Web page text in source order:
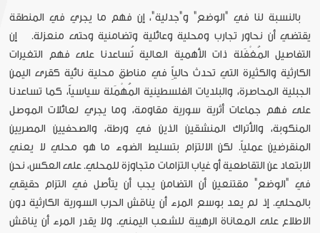
بالنسبة لنا في "الوضع" و"جدلية"، إن فهم ما يجري في المنطقة
يقتضي أن نحاور تجارب ومحلية وعائلية وتضامنية وحتى منعزلة. إن
التفاصيل المُغْفَلة ذات الأهمية العالية تُساعدنا على فهم التغيرات
الكارثية والكثيرة التي تحدث حالياًِ في مناطق محلية نائية كقرى اليمن
الجبلية المحاصرة، والبلديات الفلسطينية المُهْمَلة سياسياً، كما تساعدنا
على فهم جماعات أثرية سورية مقاومة، وما يجري لعائلات الموصل
المنكوبة، والأتراك المنشقين الذين في ورطة، والصحفيين المصريين
المنقرضين عملياً. لكن الالتزام بتسليط الضوء ما هو محلي لا يعني
الابتعاد عن التقاطعية أو غياب التزامات متجاوزة للمحلي. على العكس، نحن
في "الوضع" مقتنعين أن التضامن يجب أن يتأصل في التزام حقيقي
بالمحلي. إذ لم يعد بوسع المرء أن يناقش الحرب السورية الكارثية دون
الاطلاع على المعاناة الرهيبة للشعب اليمني. ولا يقدر المرء أن يناقش